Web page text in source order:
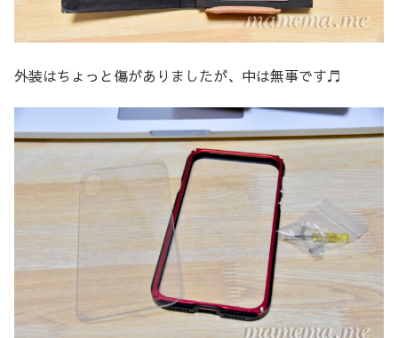
外装はちょっと傷がありましたが、中は無事です♬